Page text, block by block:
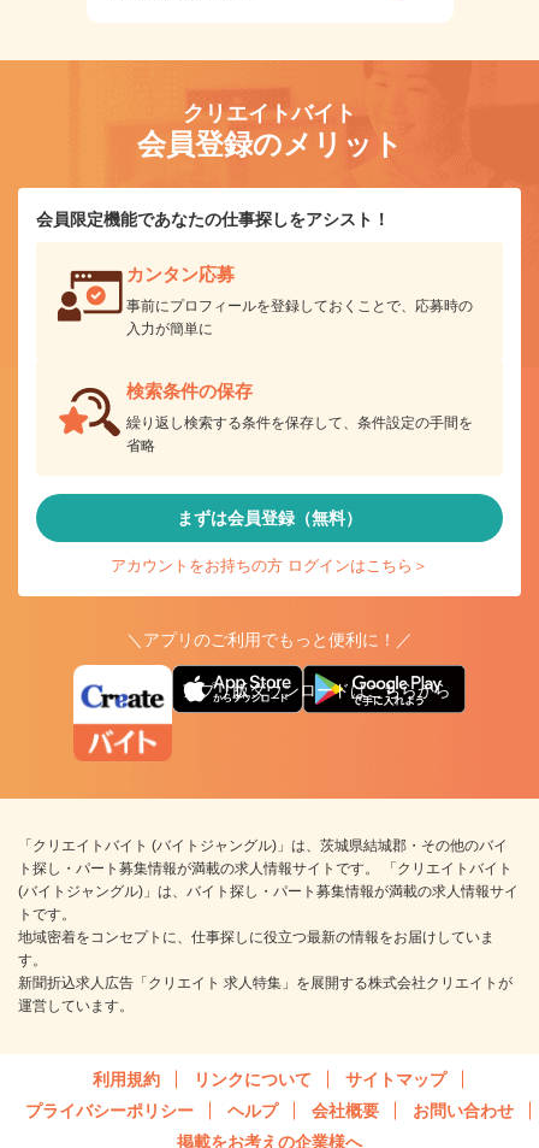
クリエイトバイト
会員登録のメリット
会員限定機能であなたの仕事探しをアシスト！
カンタン応募
事前にプロフィールを登録しておくことで、応募時の
入力が簡単に
検索条件の保存
繰り返し検索する条件を保存して、条件設定の手間を
省略
まずは会員登録（無料）
アカウントをお持ちの方 ログインはこちら＞
＼アプリのご利用でもっと便利に！／
アプリ版ダウンロードはこちらから
「クリエイトバイト (バイトジャングル)」は、茨城県結城郡・その他のバイ
ト探し・パート募集情報が満載の求人情報サイトです。 「クリエイトバイト
(バイトジャングル)」は、バイト探し・パート募集情報が満載の求人情報サイ
トです。
地域密着をコンセプトに、仕事探しに役立つ最新の情報をお届けしていま
す。
新聞折込求人広告「クリエイト 求人特集」を展開する株式会社クリエイトが
運営しています。
利用規約 リンクについて
サイトマップ
プライバシーポリシー
ヘルプ 会社概要
お問い合わせ
掲載をお考えの企業様へ